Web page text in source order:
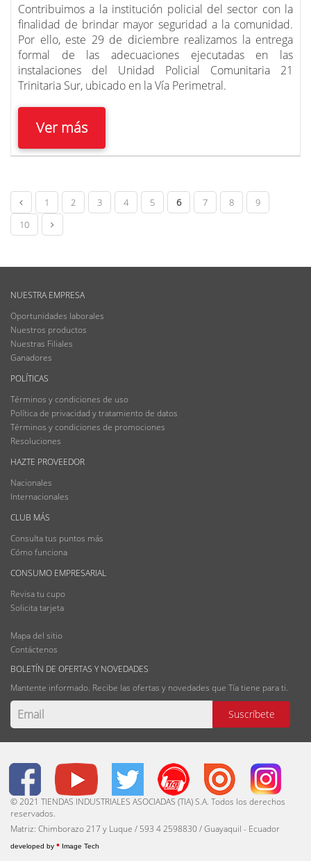
Contribuimos a la institución policial del sector con la
finalidad de brindar mayor seguridad a la comunidad.
Por ello, este 29 de diciembre realizamos la entrega
formal de las adecuaciones ejecutadas en las
instalaciones del Unidad Policial Comunitaria 21
Trinitaria Sur, ubicado en la Vía Perimetral.
Ver más
1 2 3 4 5 6 7 8
9
10
NUESTRA EMPRESA
Oportunidades laborales
Nuestros productos
Nuestras Filiales
Ganadores
POLÍTICAS
Términos y condiciones de uso
Política de privacidad y tratamiento de datos
Términos y condiciones de promociones
Resoluciones
HAZTE PROVEEDOR
Nacionales
Internacionales
CLUB MÁS
Consulta tus puntos más
Cómo funciona
CONSUMO EMPRESARIAL
Revisa tu cupo
Solicita tarjeta
Mapa del sitio
Contáctenos
BOLETÍN DE OFERTAS Y NOVEDADES
Mantente informado. Recibe las ofertas y novedades que Tía tiene para ti.
© 2021 TIENDAS INDUSTRIALES ASOCIADAS (TIA) S.A. Todos los derechos
reservados.
Matriz: Chimborazo 217 y Luque / 593 4 2598830 / Guayaquil - Ecuador
developed by • Image Tech